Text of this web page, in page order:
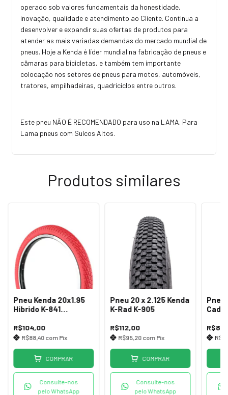
operado sob valores fundamentais da honestidade,
inovação, qualidade e atendimento ao Cliente. Continua a
desenvolver e expandir suas ofertas de produtos para
atender as mais variadas demandas do mercado mundial de
pneus. Hoje a Kenda é líder mundial na fabricação de pneus e
câmaras para bicicletas, e também tem importante
colocação nos setores de pneus para motos, automóveis,
tratores, empilhadeiras, quadriciclos entre outros.
Este pneu NÃO É RECOMENDADO para uso na LAMA. Para
Lama pneus com Sulcos Altos.
Produtos similares
Pneu Kenda 20x1.95
Hibrido K-841
R$104,00
R$88,40 com Pix
COMPRAR
Consulte-nos
pelo WhatsApp
Pneu 20 x 2.125 Kenda
K-Rad K-905
R$112,00
R$95,20 com Pix
COMPRAR
Consulte-nos
pelo WhatsApp
Pneu